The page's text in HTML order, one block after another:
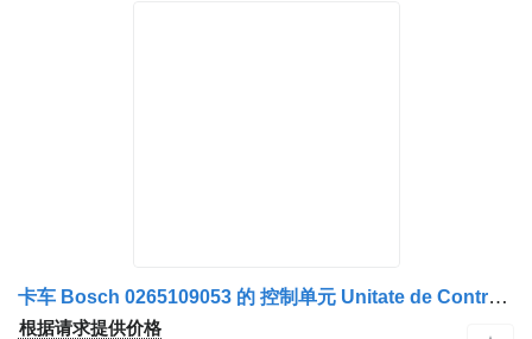
卡车 Bosch 0265109053 的 控制单元 Unitate de Control ABS Scania 469479-48
根据请求提供价格